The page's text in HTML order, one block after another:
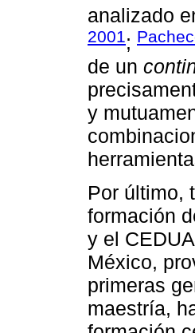
analizado
2001;
de un
y
Por último,
formación
y el
México,
primeras
maestría,